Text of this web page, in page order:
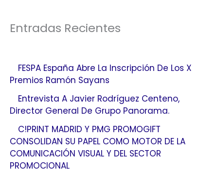
Entradas Recientes
FESPA España Abre La Inscripción De Los X
Premios Ramón Sayans
Entrevista A Javier Rodríguez Centeno,
Director General De Grupo Panorama.
C!PRINT MADRID Y PMG PROMOGIFT
CONSOLIDAN SU PAPEL COMO MOTOR DE LA
COMUNICACIÓN VISUAL Y DEL SECTOR
PROMOCIONAL